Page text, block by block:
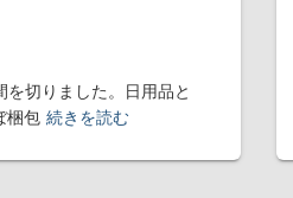
を切りました。日用品と
梱包 続きを読む